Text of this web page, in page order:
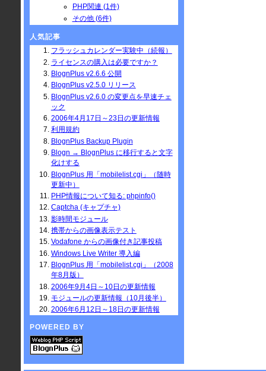
PHP関連 (1件)
その他 (6件)
人気記事
フラッシュカレンダー実験中（続報）
ライセンスの購入は必要ですか？
BlognPlus v2.6.6 公開
BlognPlus v2.5.0 リリース
BlognPlus v2.6.0 の変更点を早速チェ
ック
2006年4月17日～23日の更新情報
利用規約
BlognPlus Backup Plugin
Blogn → BlognPlus に移行すると文字
化けする
BlognPlus 用「mobilelist.cgi」（随時
更新中）
PHP情報について知る: phpinfo()
Captcha (キャプチャ)
影時間モジュール
携帯からの画像表示テスト
Vodafone からの画像付き記事投稿
Windows Live Writer 導入編
BlognPlus 用「mobilelist.cgi」（2008
年8月版）
2006年9月4日～10日の更新情報
モジュールの更新情報（10月後半）
2006年6月12日～18日の更新情報
POWERED BY